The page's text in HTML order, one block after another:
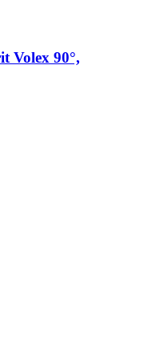
Volex 90°,